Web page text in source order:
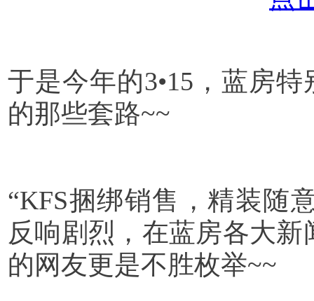
于是今年的3•15，蓝房
的那些套路~~
“KFS捆绑销售，精装随
反响剧烈，在蓝房各大
的网友更是不胜枚举~~